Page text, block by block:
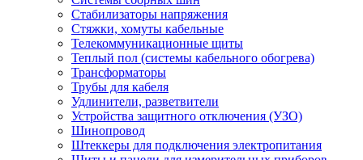
Стабилизаторы напряжения
Стяжки, хомуты кабельные
Телекоммуникационные щиты
Теплый пол (системы кабельного обогрева)
Трансформаторы
Трубы для кабеля
Удлинители, разветвители
Устройства защитного отключения (УЗО)
Шинопровод
Штеккеры для подключения электропитания